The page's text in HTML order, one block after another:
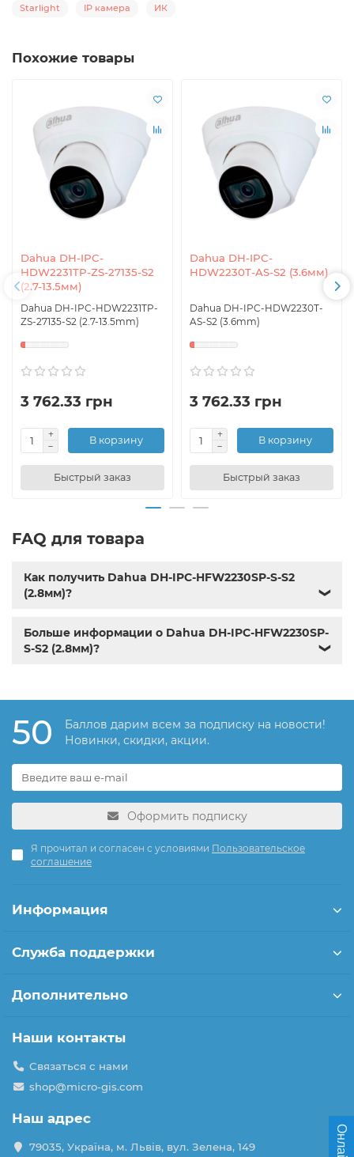
Starlight IP камера ИК
Похожие товары
Dahua DH-IPC-
HDW2231TP-ZS-27135-S2
(2.7-13.5мм)
Dahua DH-IPC-HDW2231TP-
ZS-27135-S2 (2.7-13.5mm)
3 762.33 грн
В корзину
Быстрый заказ
Dahua DH-IPC-
HDW2230T-AS-S2 (3.6мм)
Dahua DH-IPC-HDW2230T-
AS-S2 (3.6mm)
3 762.33 грн
В корзину
Быстрый заказ
FAQ для товара
Как получить Dahua DH-IPC-HFW2230SP-S-S2
(2.8мм)?
❯
Больше информации о Dahua DH-IPC-HFW2230SP-
S-S2 (2.8мм)?
❯
50
Баллов дарим всем за подписку на новости!
Новинки, скидки, акции.
Оформить подписку
Я прочитал и согласен с условиями Пользовательское
соглашение
Информация
Служба поддержки
Дополнительно
Наши контакты
Связаться с нами
shop@micro-gis.com
Наш адрес
79035, Україна, м. Львів, вул. Зелена, 149